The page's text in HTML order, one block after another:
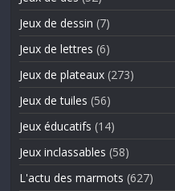
Jeux de dessin (7)
Jeux de lettres (6)
Jeux de plateaux (273)
Jeux de tuiles (56)
Jeux éducatifs (14)
Jeux inclassables (58)
L'actu des marmots (627)